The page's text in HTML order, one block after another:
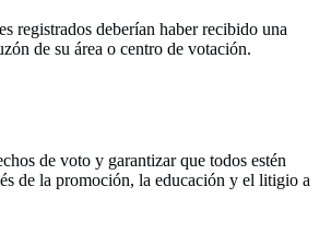
registrados deberían haber recibido una
de su área o centro de votación.
de voto y garantizar que todos estén
de la promoción, la educación y el litigio a